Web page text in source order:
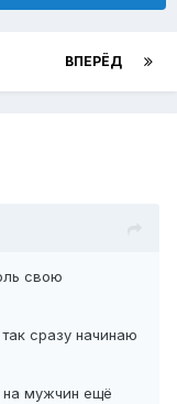
ВПЕРЁД
свою
сразу начинаю
на мужчин ещё